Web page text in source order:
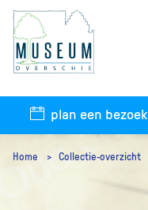
plan een bezoek
Home Collectie-overzicht